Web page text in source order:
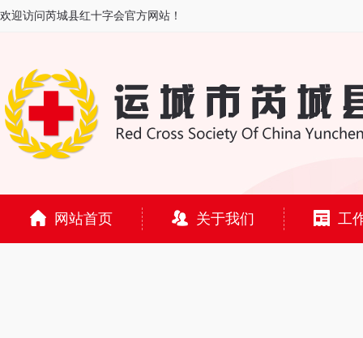
欢迎访问芮城县红十字会官方网站！
网站首页 关于我们 工